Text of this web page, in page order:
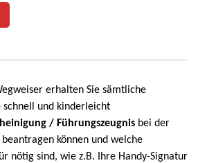
erhalten Sie sämtliche
schnell und kinderleicht
/ Führungszeugnis bei der
können und welche
nötig sind, wie z.B. Ihre Handy-Signatur